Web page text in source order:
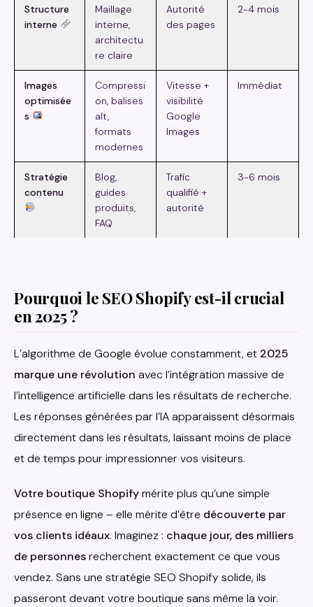
Structure
interne
Maillage
interne,
architectu
re claire
Autorité
des pages
2-4 mois
Images
optimisée
s
Compressi
on, balises
alt,
formats
modernes
Vitesse +
visibilité
Google
Images
Immédiat
Stratégie
contenu
Blog,
guides
produits,
FAQ
Trafic
qualifié +
autorité
3-6 mois
Pourquoi le SEO Shopify est-il crucial
en 2025 ?
L’algorithme de Google évolue constamment, et 2025
marque une révolution avec l’intégration massive de
l’intelligence artificielle dans les résultats de recherche.
Les réponses générées par l’IA apparaissent désormais
directement dans les résultats, laissant moins de place
et de temps pour impressionner vos visiteurs.
Votre boutique Shopifymérite plus qu’une simple
présence en ligne – elle mérite d’être découverte par
vos clients idéaux. Imaginez : chaque jour, des milliers
de personnesrecherchent exactement ce que vous
vendez. Sans une stratégie SEO Shopify solide, ils
passeront devant votre boutique sans même la voir.